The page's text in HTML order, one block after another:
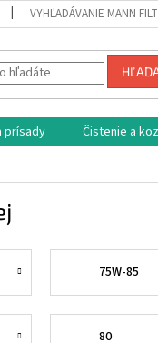
VYHĽADÁVANIE MANN
prísady Čistenie a
75W-85
80